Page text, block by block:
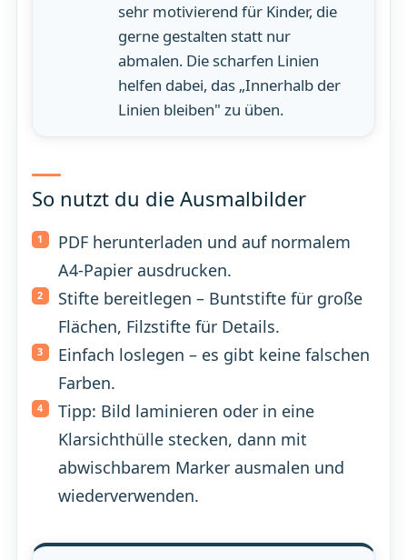
sehr motivierend für Kinder, die
gerne gestalten statt nur
abmalen. Die scharfen Linien
helfen dabei, das „Innerhalb der
Linien bleiben" zu üben.
So nutzt du die Ausmalbilder
PDF herunterladen und auf normalem
A4-Papier ausdrucken.
Stifte bereitlegen – Buntstifte für große
Flächen, Filzstifte für Details.
Einfach loslegen – es gibt keine falschen
Farben.
Tipp: Bild laminieren oder in eine
Klarsichthülle stecken, dann mit
abwischbarem Marker ausmalen und
wiederverwenden.